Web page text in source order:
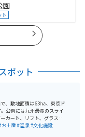
園
ト
ポット
、敷地面積は63ha、東京ド
公園には九州最長のスライ
カート、リフト、グラスス
彩な遊具と施設が完備され
1日楽しむことができます。
お土産#温泉#文化施設